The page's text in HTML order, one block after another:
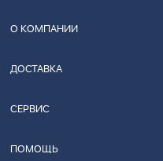
О КОМПАНИИ
ДОСТАВКА
СЕРВИС
ПОМОЩЬ